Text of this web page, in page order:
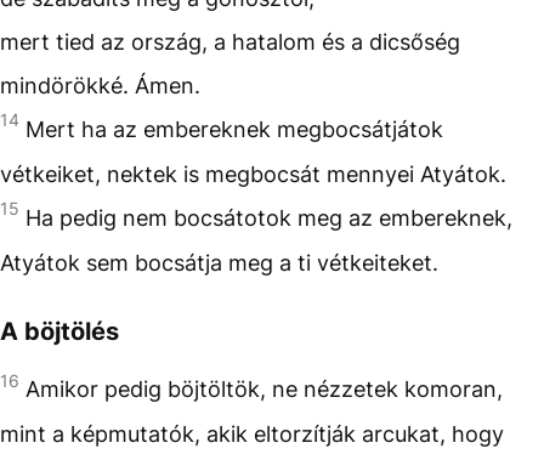
mert tied az ország, a hatalom és a dicsőség
mindörökké. Ámen.
14 Mert ha az embereknek megbocsátjátok
vétkeiket, nektek is megbocsát mennyei Atyátok.
15 Ha pedig nem bocsátotok meg az embereknek,
Atyátok sem bocsátja meg a ti vétkeiteket.
A böjtölés
16 Amikor pedig böjtöltök, ne nézzetek komoran,
mint a képmutatók, akik eltorzítják arcukat, hogy